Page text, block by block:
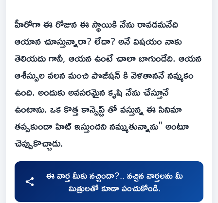
హీరోగా ఈ రోజున ఈ స్థాయికి నేను రావడమనేది
ఆయాన చూస్తున్నారా? లేదా? అనే విషయం నాకు
తెలియదు గానీ, ఆయన ఉంటే చాలా బాగుండేది. ఆయన
ఆశీస్సుల వలన మంచి పొజీషన్ కి వెళతాననే నమ్మకం
ఉంది. అందుకు అవసరమైన కృషి నేను చేస్తూనే
ఉంటాను. ఒక కొత్త కాన్సెప్ట్ తో వస్తున్న ఈ సినిమా
తప్పకుండా హిట్ ఇస్తుందని నమ్ముతున్నాను" అంటూ
చెప్పుకొచ్చాడు.
ఈ వార్త మీకు నచ్చిందా?.. నచ్చిన వార్తలను మీ
మిత్రులతో కూడా పంచుకోండి.